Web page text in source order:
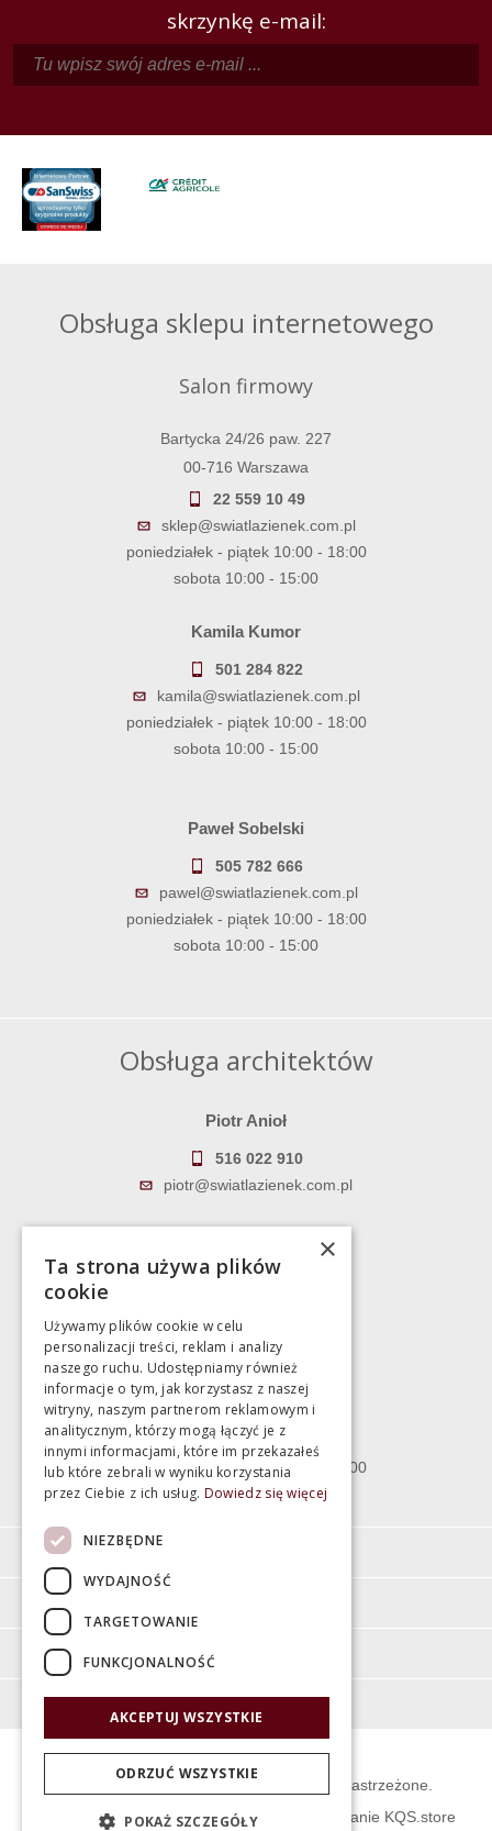
skrzynkę e-mail:
Obsługa sklepu internetowego
Salon firmowy
Bartycka 24/26 paw. 227
00-716 Warszawa
22 559 10 49
sklep@swiatlazienek.com.pl
poniedziałek - piątek 10:00 - 18:00
sobota 10:00 - 15:00
Kamila Kumor
501 284 822
kamila@swiatlazienek.com.pl
poniedziałek - piątek 10:00 - 18:00
sobota 10:00 - 15:00
Paweł Sobelski
505 782 666
pawel@swiatlazienek.com.pl
poniedziałek - piątek 10:00 - 18:00
sobota 10:00 - 15:00
Obsługa architektów
Piotr Anioł
516 022 910
piotr@swiatlazienek.com.pl
783 043 083
Magazyn
Bartycka 24/26 Hala 100
00-716 Warszawa
poniedziałek - piątek 10:00 - 18:00
sobota 10:00 - 15:00
Moje konto
O firmie
© Świat Łazienek XXI w. Wszelkie prawa zastrzeżone.
Projekt graficzny KQSDesign: Oprogramowanie KQS.store
×
Ta strona używa plików
cookie
Używamy plików cookie w celu
personalizacji treści, reklam i analizy
naszego ruchu. Udostępniamy również
informacje o tym, jak korzystasz z naszej
witryny, naszym partnerom reklamowym i
analitycznym, którzy mogą łączyć je z
innymi informacjami, które im przekazałeś
lub które zebrali w wyniku korzystania
przez Ciebie z ich usług. Dowiedz się więcej
NIEZBĘDNE
WYDAJNOŚĆ
TARGETOWANIE
FUNKCJONALNOŚĆ
AKCEPTUJ WSZYSTKIE
ODRZUĆ WSZYSTKIE
POKAŻ SZCZEGÓŁY